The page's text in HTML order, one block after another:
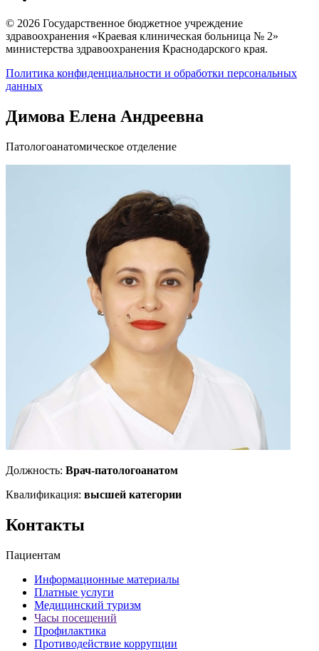
© 2026 Государственное бюджетное учреждение
здравоохранения «Краевая клиническая больница № 2»
министерства здравоохранения Краснодарского края.
Политика конфиденциальности и обработки персональных
данных
Димова Елена Андреевна
Патологоанатомическое отделение
Должность: Врач-патологоанатом
Квалификация: высшей категории
Контакты
Пациентам
Информационные материалы
Платные услуги
Медицинский туризм
Часы посещений
Профилактика
Противодействие коррупции